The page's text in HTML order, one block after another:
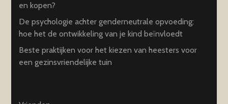
en kopen?
De psychologie achter genderneutrale opvoeding:
hoe het de ontwikkeling van je kind beïnvloedt
Beste praktijken voor het kiezen van heesters voor
een gezinsvriendelijke tuin